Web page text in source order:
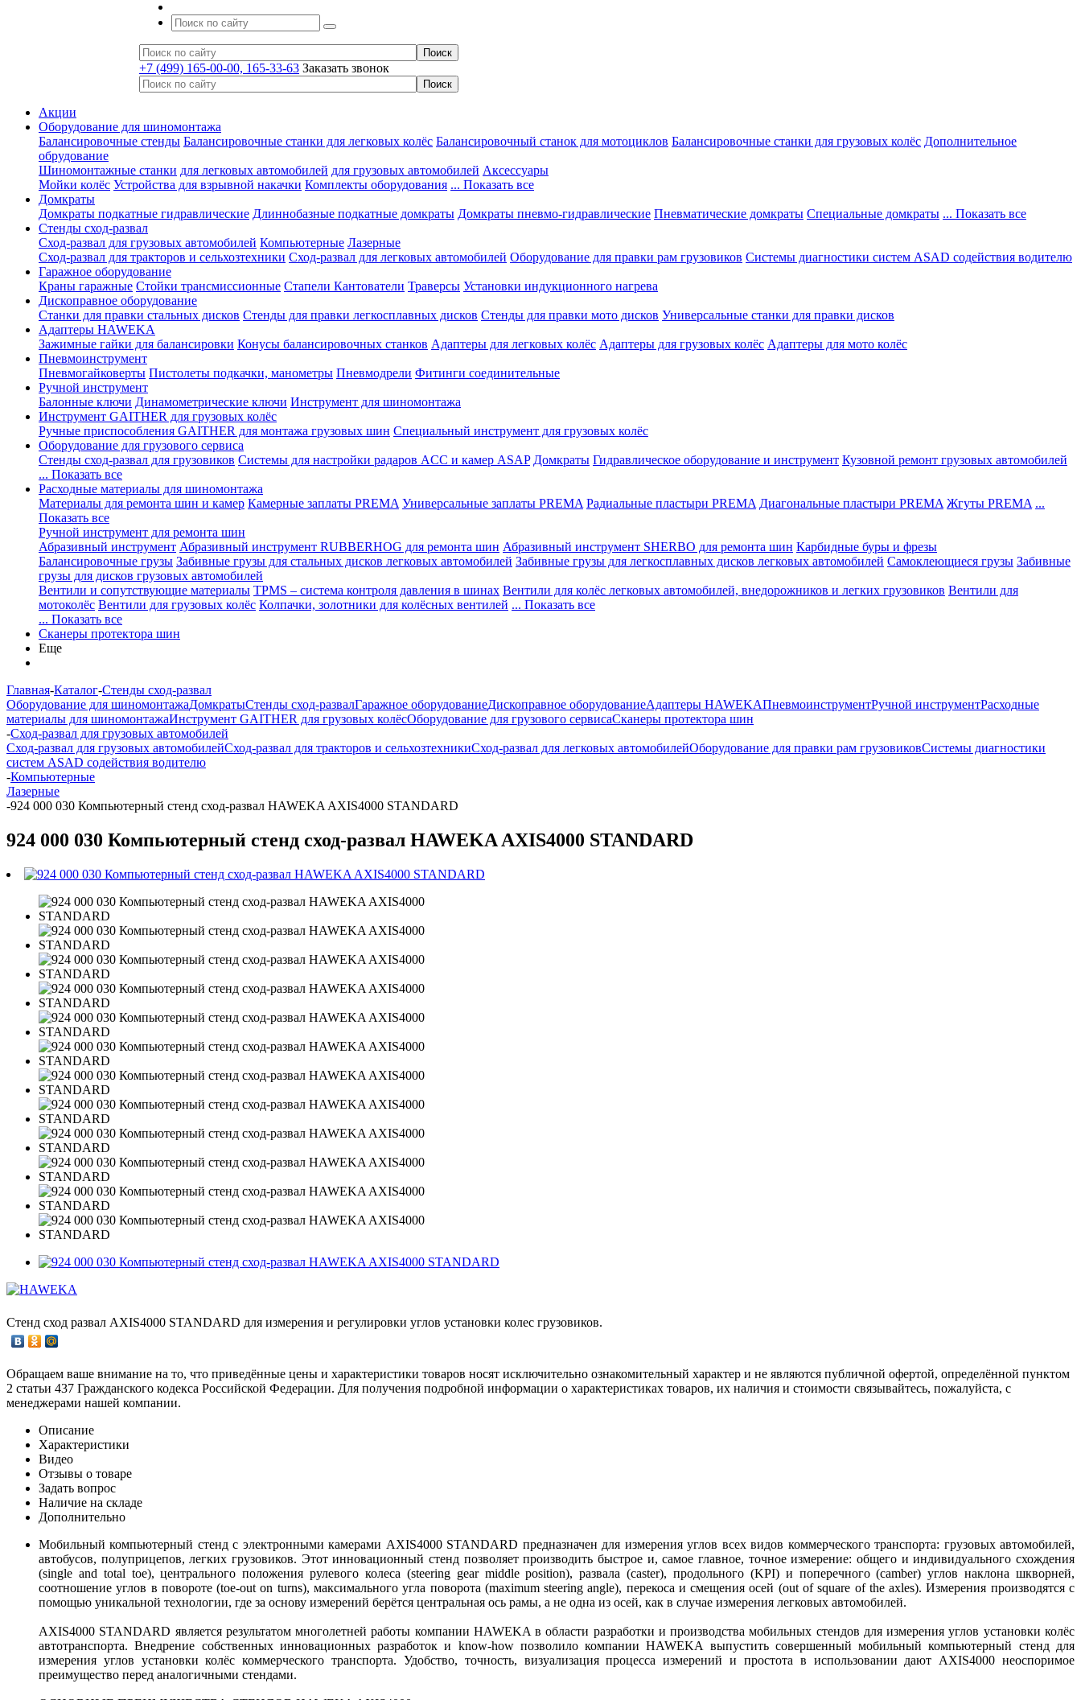
+7 (499) 165-00-00, 165-33-63 Заказать звонок
Акции
Оборудование для шиномонтажа
Балансировочные стенды Балансировочные станки для легковых колёс Балансировочный станок для мотоциклов Балансировочные станки для грузовых колёс Дополнительное
обрудование
Шиномонтажные станки для легковых автомобилей для грузовых автомобилей Аксессуары
Мойки колёс Устройства для взрывной накачки Комплекты оборудования ... Показать все
Домкраты
Домкраты подкатные гидравлические Длиннобазные подкатные домкраты Домкраты пневмо-гидравлические Пневматические домкраты Специальные домкраты ... Показать все
Стенды сход-развал
Сход-развал для грузовых автомобилей Компьютерные Лазерные
Сход-развал для тракторов и сельхозтехники Сход-развал для легковых автомобилей Оборудование для правки рам грузовиков Системы диагностики систем ASAD содействия водителю
Гаражное оборудование
Краны гаражные Стойки трансмиссионные Стапели Кантователи Траверсы Установки индукционного нагрева
Дископравное оборудование
Станки для правки стальных дисков Стенды для правки легкосплавных дисков Стенды для правки мото дисков Универсальные станки для правки дисков
Адаптеры HAWEKA
Зажимные гайки для балансировки Конусы балансировочных станков Адаптеры для легковых колёс Адаптеры для грузовых колёс Адаптеры для мото колёс
Пневмоинструмент
Пневмогайковерты Пистолеты подкачки, манометры Пневмодрели Фитинги соединительные
Ручной инструмент
Балонные ключи Динамометрические ключи Инструмент для шиномонтажа
Инструмент GAITHER для грузовых колёс
Ручные приспособления GAITHER для монтажа грузовых шин Специальный инструмент для грузовых колёс
Оборудование для грузового сервиса
Стенды сход-развал для грузовиков Системы для настройки радаров ACC и камер ASAP Домкраты Гидравлическое оборудование и инструмент Кузовной ремонт грузовых автомобилей
... Показать все
Расходные материалы для шиномонтажа
Материалы для ремонта шин и камер Камерные заплаты PREMA Универсальные заплаты PREMA Радиальные пластыри PREMA Диагональные пластыри PREMA Жгуты PREMA ...
Показать все
Ручной инструмент для ремонта шин
Абразивный инструмент Абразивный инструмент RUBBERHOG для ремонта шин Абразивный инструмент SHERBO для ремонта шин Карбидные буры и фрезы
Балансировочные грузы Забивные грузы для стальных дисков легковых автомобилей Забивные грузы для легкосплавных дисков легковых автомобилей Самоклеющиеся грузы Забивные
грузы для дисков грузовых автомобилей
Вентили и сопутствующие материалы TPMS – система контроля давления в шинах Вентили для колёс легковых автомобилей, внедорожников и легких грузовиков Вентили для
мотоколёс Вентили для грузовых колёс Колпачки, золотники для колёсных вентилей ... Показать все
... Показать все
Сканеры протектора шин
Еще
Главная-Каталог-Стенды сход-развал
Оборудование для шиномонтажаДомкратыСтенды сход-развалГаражное оборудованиеДископравное оборудованиеАдаптеры HAWEKAПневмоинструментРучной инструментРасходные
материалы для шиномонтажаИнструмент GAITHER для грузовых колёсОборудование для грузового сервисаСканеры протектора шин
-Сход-развал для грузовых автомобилей
Сход-развал для грузовых автомобилейСход-развал для тракторов и сельхозтехникиСход-развал для легковых автомобилейОборудование для правки рам грузовиковСистемы диагностики
систем ASAD содействия водителю
-Компьютерные
Лазерные
-924 000 030 Компьютерный стенд сход-развал HAWEKA AXIS4000 STANDARD
924 000 030 Компьютерный стенд сход-развал HAWEKA AXIS4000 STANDARD
Стенд сход развал AXIS4000 STANDARD для измерения и регулировки углов установки колес грузовиков.
Обращаем ваше внимание на то, что приведённые цены и характеристики товаров носят исключительно ознакомительный характер и не являются публичной офертой, определённой пунктом
2 статьи 437 Гражданского кодекса Российской Федерации. Для получения подробной информации о характеристиках товаров, их наличия и стоимости связывайтесь, пожалуйста, с
менеджерами нашей компании.
Описание
Характеристики
Видео
Отзывы о товаре
Задать вопрос
Наличие на складе
Дополнительно
Мобильный компьютерный стенд с электронными камерами AXIS4000 STANDARD предназначен для измерения углов всех видов коммерческого транспорта: грузовых автомобилей,
автобусов, полуприцепов, легких грузовиков. Этот инновационный стенд позволяет производить быстрое и, самое главное, точное измерение: общего и индивидуального схождения
(single and total toe), центрального положения рулевого колеса (steering gear middle position), развала (caster), продольного (KPI) и поперечного (camber) углов наклона шкворней,
соотношение углов в повороте (toe-out on turns), максимального угла поворота (maximum steering angle), перекоса и смещения осей (out of square of the axles). Измерения производятся с
помощью уникальной технологии, где за основу измерений берётся центральная ось рамы, а не одна из осей, как в случае измерения легковых автомобилей.
AXIS4000 STANDARD является результатом многолетней работы компании HAWEKA в области разработки и производства мобильных стендов для измерения углов установки колёс
автотранспорта. Внедрение собственных инновационных разработок и know-how позволило компании HAWEKA выпустить совершенный мобильный компьютерный стенд для
измерения углов установки колёс коммерческого транспорта. Удобство, точность, визуализация процесса измерений и простота в использовании дают AXIS4000 неоспоримое
преимущество перед аналогичными стендами.